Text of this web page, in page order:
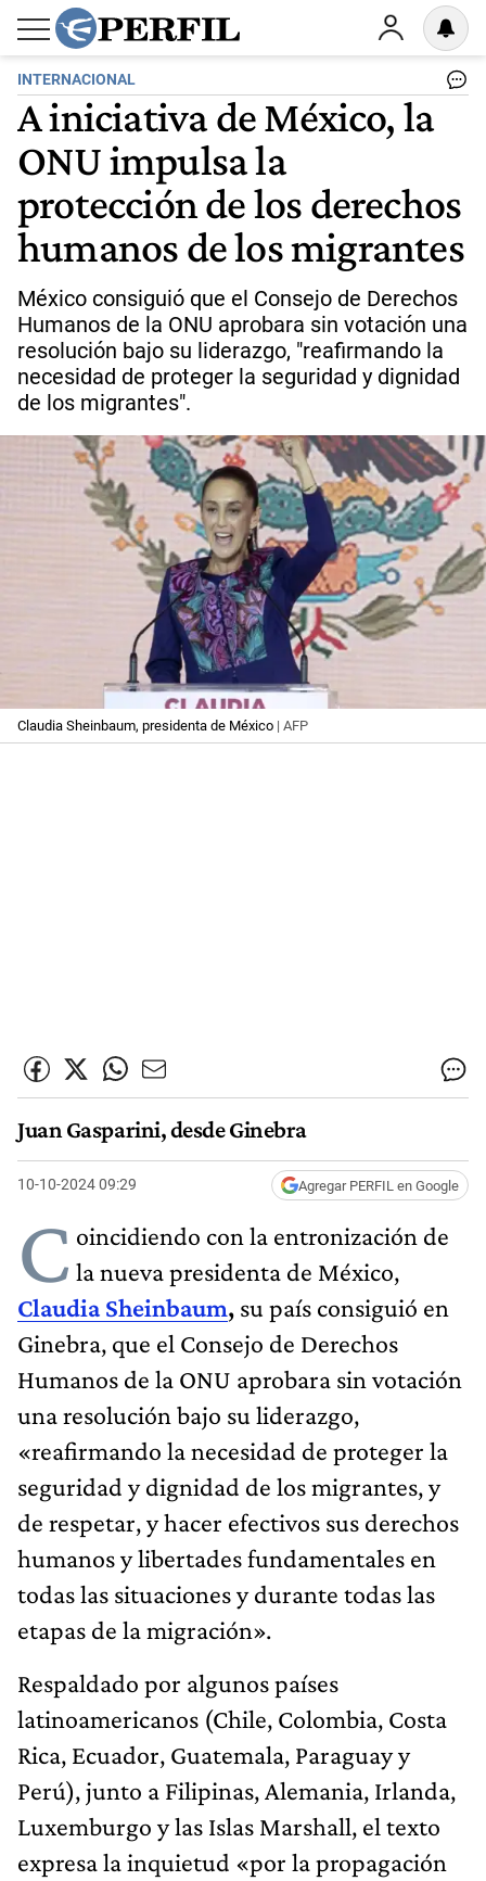
INTERNACIONAL
A iniciativa de México, la
ONU impulsa la
protección de los derechos
humanos de los migrantes
México consiguió que el Consejo de Derechos
Humanos de la ONU aprobara sin votación una
resolución bajo su liderazgo, "reafirmando la
necesidad de proteger la seguridad y dignidad
de los migrantes".
Claudia Sheinbaum, presidenta de México | AFP
Juan Gasparini, desde Ginebra
10-10-2024 09:29 Agregar PERFIL en Google
C oincidiendo con la entronización de
la nueva presidenta de México,
Claudia Sheinbaum, su país consiguió en
Ginebra, que el Consejo de Derechos
Humanos de la ONU aprobara sin votación
una resolución bajo su liderazgo,
«reafirmando la necesidad de proteger la
seguridad y dignidad de los migrantes, y
de respetar, y hacer efectivos sus derechos
humanos y libertades fundamentales en
todas las situaciones y durante todas las
etapas de la migración».
Respaldado por algunos países
latinoamericanos (Chile, Colombia, Costa
Rica, Ecuador, Guatemala, Paraguay y
Perú), junto a Filipinas, Alemania, Irlanda,
Luxemburgo y las Islas Marshall, el texto
expresa la inquietud «por la propagación